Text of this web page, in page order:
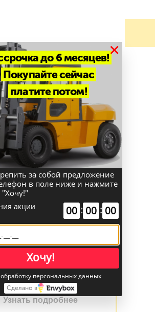
вилочной техники
наше предложение
приобретении техники JAC
у
техника в лизинг
Узнать подробнее
до 6 месяцев!
Покупайте сейчас
платите потом!
×
за собой предложение
в поле ниже и нажмите
"Хочу!"
акции 00 : 00 : 00
Хочу!
персональных данных
Сделано в